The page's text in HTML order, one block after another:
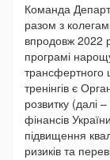
Команда
разом з
впродовж 2022
програмі
трансфертного
тренінгів є
розвитку (далі
фінансів
підвищення
ризиків та